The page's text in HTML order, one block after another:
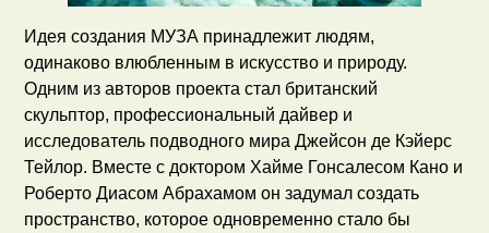
Идея создания МУЗА принадлежит людям,
одинаково влюбленным в искусство и природу.
Одним из авторов проекта стал британский
скульптор, профессиональный дайвер и
исследователь подводного мира Джейсон де Кэйерс
Тейлор. Вместе с доктором Хайме Гонсалесом Кано и
Роберто Диасом Абрахамом он задумал создать
пространство, которое одновременно стало бы